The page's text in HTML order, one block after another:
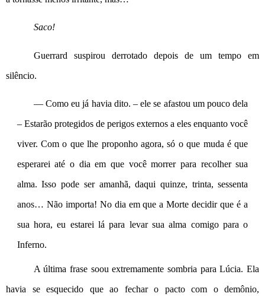
Saco!
Guerrard suspirou derrotado depois de um tempo em
silêncio.
— Como eu já havia dito. – ele se afastou um pouco dela
– Estarão protegidos de perigos externos a eles enquanto você
viver. Com o que lhe proponho agora, só o que muda é que
esperarei até o dia em que você morrer para recolher sua
alma. Isso pode ser amanhã, daqui quinze, trinta, sessenta
anos… Não importa! No dia em que a Morte decidir que é a
sua hora, eu estarei lá para levar sua alma comigo para o
Inferno.
A última frase soou extremamente sombria para Lúcia. Ela
havia se esquecido que ao fechar o pacto com o demônio,